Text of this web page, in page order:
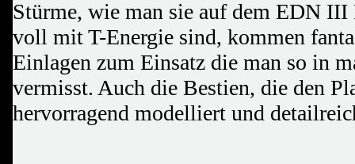
Stürme, wie man sie auf dem EDN III
voll mit T-Energie sind, kommen
Einlagen zum Einsatz die man so in
vermisst. Auch die Bestien, die den
hervorragend modelliert und